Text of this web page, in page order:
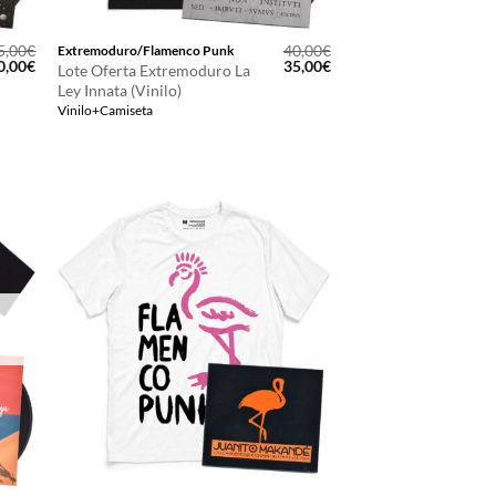
€
€El
precio
actual
Extremoduro/Flamenco Punk
Lote Oferta Extremoduro La
Ley Innata (Vinilo)
Vinilo+Camiseta
40,00€
El
precio
35,00€El